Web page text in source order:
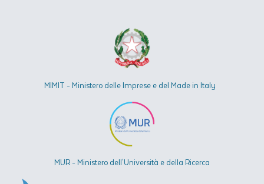
MIMIT - Ministero delle Imprese e del Made in Italy
MUR - Ministero dell'Università e della Ricerca